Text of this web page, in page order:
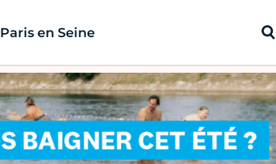
Paris en Seine